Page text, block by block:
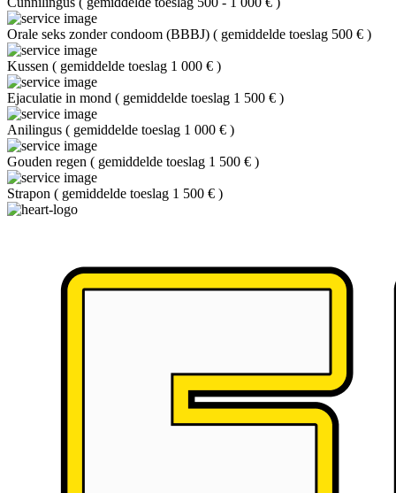
Orale seks zonder condoom (BBBJ) ( gemiddelde toeslag 500 € )
Kussen ( gemiddelde toeslag 1 000 € )
Ejaculatie in mond ( gemiddelde toeslag 1 500 € )
Anilingus ( gemiddelde toeslag 1 000 € )
Gouden regen ( gemiddelde toeslag 1 500 € )
Strapon ( gemiddelde toeslag 1 500 € )